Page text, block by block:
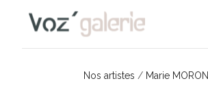
Nos artistes / Marie MORONI